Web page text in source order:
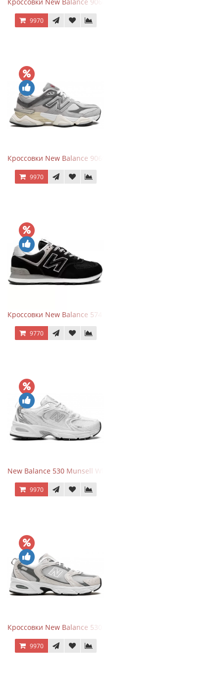
9970
Кроссовки New Balance 9060 Rain Cloud Grey
9970
Кроссовки New Balance 574 Evergreen Black
9770
New Balance 530 Munsell White Silver
9970
Кроссовки New Balance 530 Grey Matter Harbor Grey
9970